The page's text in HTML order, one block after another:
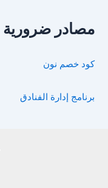
مصادر ضرورية
كود خصم نون
برنامج إدارة الفنادق